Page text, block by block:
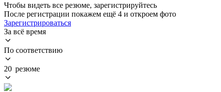
Чтобы видеть все резюме, зарегистрируйтесь
После регистрации покажем ещё 4 и откроем фото
Зарегистрироваться
За всё время
По соответствию
20 резюме